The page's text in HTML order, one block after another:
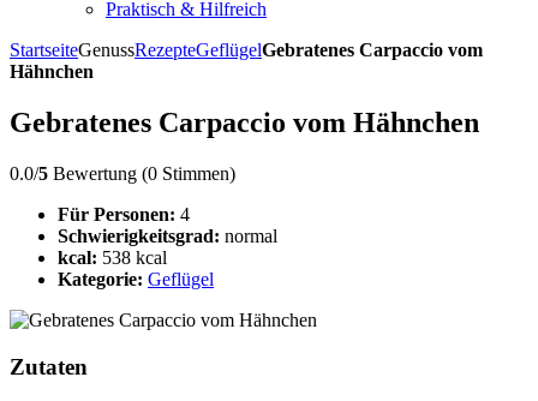
Praktisch & Hilfreich
StartseiteGenussRezepteGeflügelGebratenes Carpaccio vom
Hähnchen
Gebratenes Carpaccio vom Hähnchen
0.0/5 Bewertung (0 Stimmen)
Für Personen: 4
Schwierigkeitsgrad: normal
kcal: 538 kcal
Kategorie: Geflügel
Zutaten